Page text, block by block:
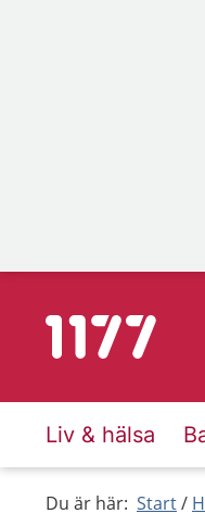
Till startsidan för
Liv & hälsa
Du är här: Start